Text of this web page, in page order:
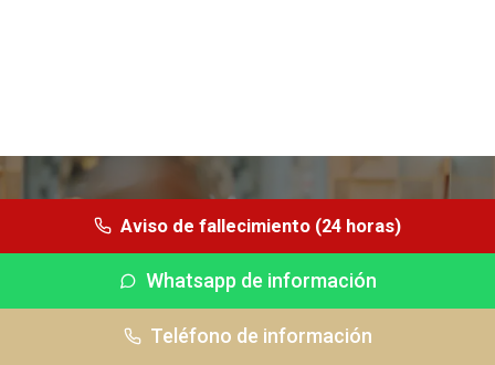
Aviso de fallecimiento (24 horas)
Whatsapp de información
Teléfono de información
Pregúntanos tus dudas
CONTÁCTANOS
Whatsapp (24 horas)
Tfno información
Tfno urgencias